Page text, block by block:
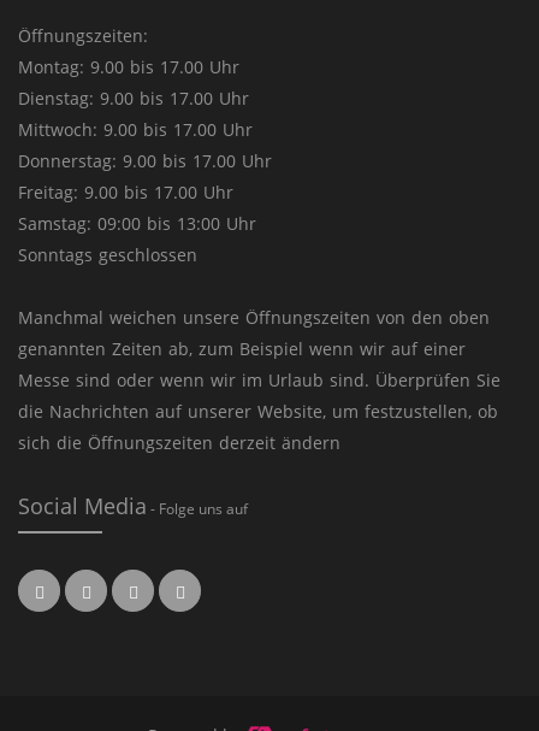
Öffnungszeiten:
Montag: 9.00 bis 17.00 Uhr
Dienstag: 9.00 bis 17.00 Uhr
Mittwoch: 9.00 bis 17.00 Uhr
Donnerstag: 9.00 bis 17.00 Uhr
Freitag: 9.00 bis 17.00 Uhr
Samstag: 09:00 bis 13:00 Uhr
Sonntags geschlossen
Manchmal weichen unsere Öffnungszeiten von den oben
genannten Zeiten ab, zum Beispiel wenn wir auf einer
Messe sind oder wenn wir im Urlaub sind. Überprüfen Sie
die Nachrichten auf unserer Website, um festzustellen, ob
sich die Öffnungszeiten derzeit ändern
Social Media - Folge uns auf